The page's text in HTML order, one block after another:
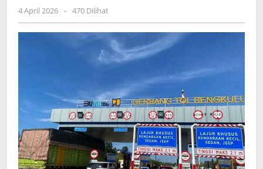
Jalan
Trans
Sumatera
Periode
3
April
2026
4 April 2026 oleh
admin
- 470 Dilihat